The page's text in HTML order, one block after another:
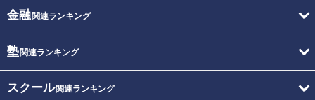
金融関連ランキング
塾関連ランキング
スクール関連ランキング